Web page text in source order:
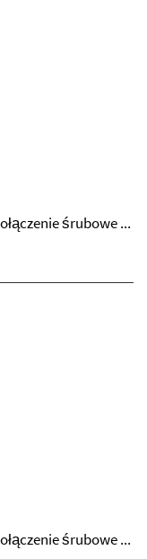
śrubowe ...
śrubowe ...